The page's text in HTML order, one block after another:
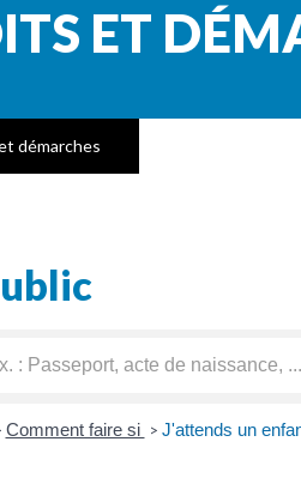
ET
démarches
Comment faire si > J'attends un